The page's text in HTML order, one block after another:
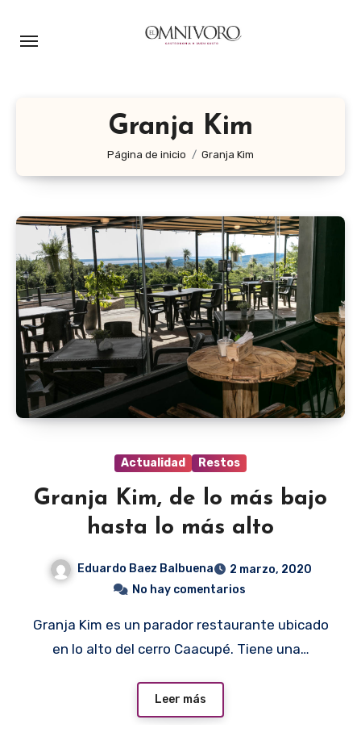
Granja Kim
Página de inicio Granja Kim
Actualidad Restos
Granja Kim, de lo más bajo
hasta lo más alto
Eduardo Baez Balbuena
2 marzo, 2020
No hay comentarios
Granja Kim es un parador restaurante ubicado
en lo alto del cerro Caacupé. Tiene una…
Leer más